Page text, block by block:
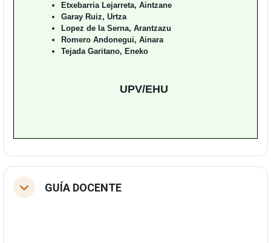
Etxebarria Lejarreta, Aintzane
Garay Ruiz, Urtza
Lopez de la Serna, Arantzazu
Romero Andonegui, Ainara
Tejada Garitano, Eneko
UPV/EHU
TolestuGUÍA DOCENTE